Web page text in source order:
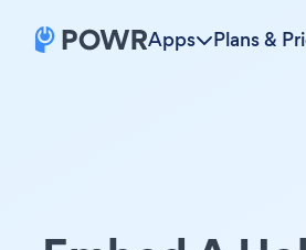
Apps Plans &